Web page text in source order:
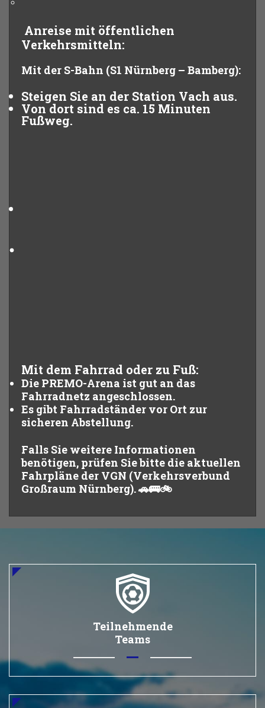
Anreise mit öffentlichen
Verkehrsmitteln:
Mit der S-Bahn (S1 Nürnberg – Bamberg):
Steigen Sie an der Station Vach aus.
Von dort sind es ca. 15 Minuten
Fußweg.
Mit dem Fahrrad oder zu Fuß:
Die PREMO-Arena ist gut an das
Fahrradnetz angeschlossen.
Es gibt Fahrradständer vor Ort zur
sicheren Abstellung.
Falls Sie weitere Informationen
benötigen, prüfen Sie bitte die aktuellen
Fahrpläne der VGN (Verkehrsverbund
Großraum Nürnberg). 🚗🚌🚲
Teilnehmende
Teams